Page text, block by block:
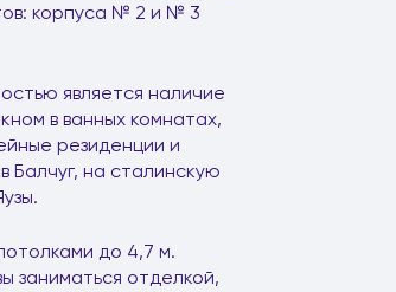
корпуса № 2 и № 3
является наличие
в ванных комнатах,
резиденции и
Балчуг, на сталинскую
до 4,7 м.
заниматься отделкой,